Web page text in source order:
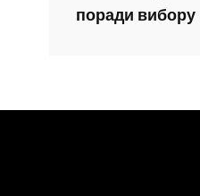
поради вибору